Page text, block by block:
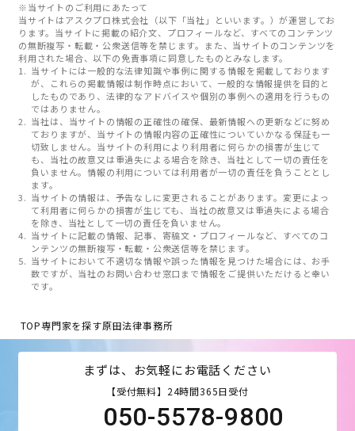
※当サイトのご利用にあたって
当サイトはアスクプロ株式会社（以下「当社」といいます。）が運営してお
ります。当サイトに掲載の紹介文、プロフィールなど、すべてのコンテンツ
の無断複写・転載・公衆送信等を禁じます。また、当サイトのコンテンツを
利用された場合、以下の免責事項に同意したものとみなします。
当サイトには一般的な法律知識や事例に関する情報を掲載しております
が、これらの掲載情報は制作時点において、一般的な情報提供を目的と
したものであり、法律的なアドバイスや個別の事例への適用を行うもの
ではありません。
当社は、当サイトの情報の正確性の確保、最新情報への更新などに努め
ておりますが、当サイトの情報内容の正確性についていかなる保証も一
切致しません。当サイトの利用により利用者に何らかの損害が生じて
も、当社の故意又は重過失による場合を除き、当社として一切の責任を
負いません。情報の利用については利用者が一切の責任を負うこととし
ます。
当サイトの情報は、予告なしに変更されることがあります。変更によっ
て利用者に何らかの損害が生じても、当社の故意又は重過失による場合
を除き、当社として一切の責任を負いません。
当サイトに記載の情報、記事、寄稿文・プロフィールなど、すべてのコ
ンテンツの無断複写・転載・公衆送信等を禁じます。
当サイトにおいて不適切な情報や誤った情報を見つけた場合には、お手
数ですが、当社のお問い合わせ窓口まで情報をご提供いただけると幸い
です。
TOP専門家を探す原田法律事務所
まずは、お気軽にお電話ください
【受付無料】24時間365日受付
050-5578-9800